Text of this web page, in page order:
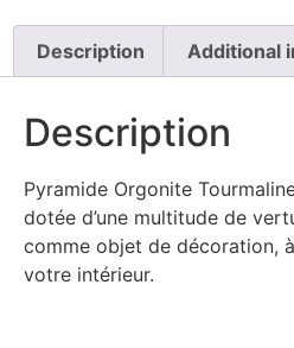
Description Additional
Description
Pyramide Orgonite
dotée d’une multitude de
comme objet de décoration,
votre intérieur.